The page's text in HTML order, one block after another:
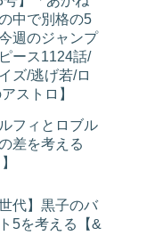
中で別格の5
週のジャンプ
ース1124話/
ズ/逃げ若/ロ
ストロ】
フィとロブル
差を考える
代】黒子のバ
5を考える【&